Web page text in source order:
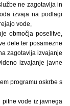
ne zagotavlja in
izvaja na podlagi
vode,
območja poselitve,
dele ter posamezne
zagotavlja izvajanje
izvajanje javne
programu oskrbe s
vode iz javnega